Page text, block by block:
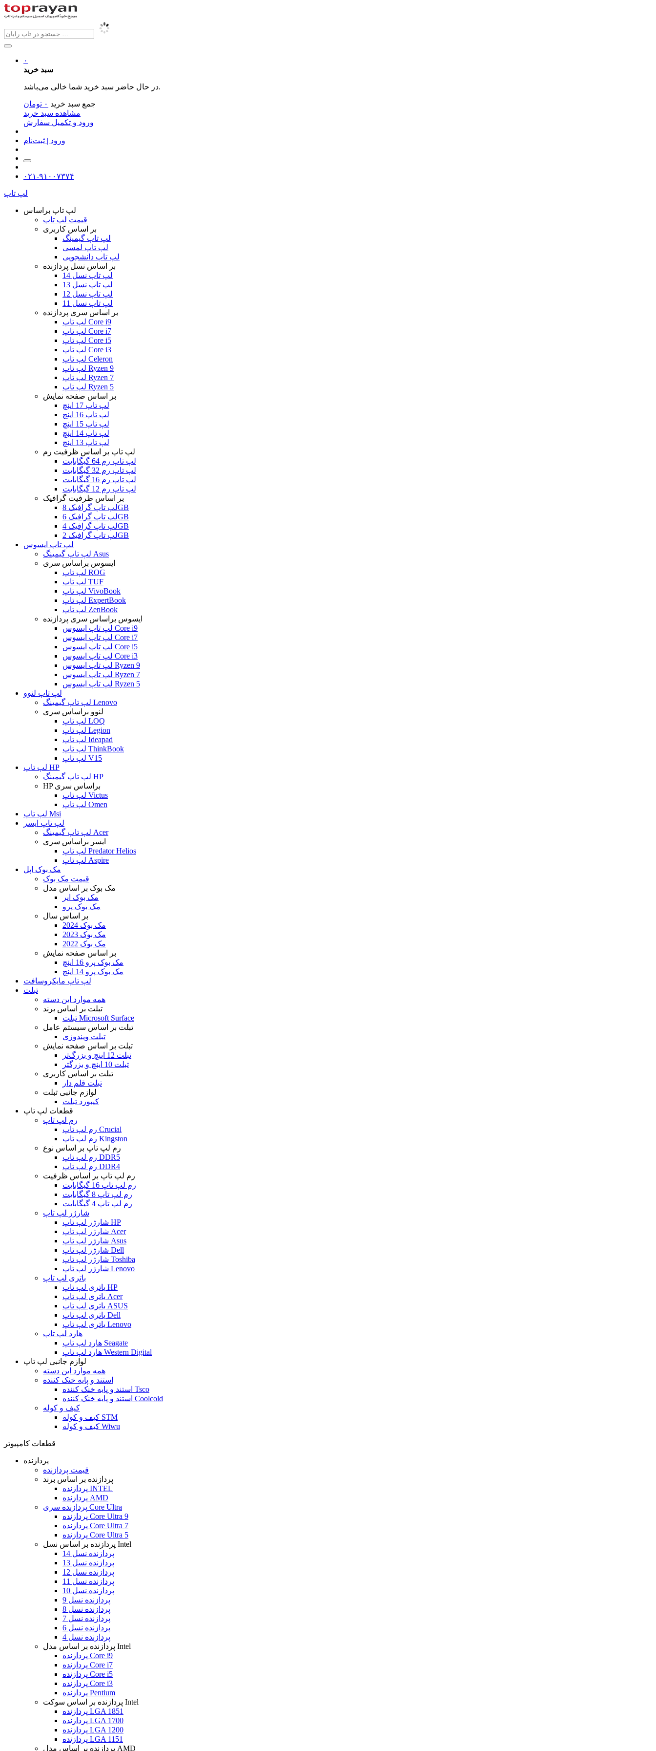
۰
سبد خرید
در حال حاضر سبد خرید شما خالی می‌باشد.
جمع سبد خرید ۰ تومان
مشاهده سبد خرید
ورود و تکمیل سفارش
ورود | ثبت‌نام
۰۲۱-۹۱۰۰۷۳۷۴
لپ تاپ
لپ تاپ براساس
قیمت لپ تاپ
بر اساس کاربری
لپ تاپ گیمینگ
لپ تاپ لمسی
لپ تاپ دانشجویی
بر اساس نسل پردازنده
لپ تاپ نسل 14
لپ تاپ نسل 13
لپ تاپ نسل 12
لپ تاپ نسل 11
بر اساس سری پردازنده
لپ تاپ Core i9
لپ تاپ Core i7
لپ تاپ Core i5
لپ تاپ Core i3
لپ تاپ Celeron
لپ تاپ Ryzen 9
لپ تاپ Ryzen 7
لپ تاپ Ryzen 5
بر اساس صفحه نمایش
لپ تاپ 17 اینچ
لپ تاپ 16 اینچ
لپ تاپ 15 اینچ
لپ تاپ 14 اینچ
لپ تاپ 13 اینچ
لپ تاپ بر اساس ظرفیت رم
لپ تاپ رم 64 گیگابایت
لپ تاپ رم 32 گیگابایت
لپ تاپ رم 16 گیگابایت
لپ تاپ رم 12 گیگابایت
بر اساس ظرفیت گرافیک
لپ تاپ گرافیک 8GB
لپ تاپ گرافیک 6GB
لپ تاپ گرافیک 4GB
لپ تاپ گرافیک 2GB
لپ تاپ ایسوس
لپ تاپ گیمینگ Asus
ایسوس براساس سری
لپ تاپ ROG
لپ تاپ TUF
لپ تاپ VivoBook
لپ تاپ ExpertBook
لپ تاپ ZenBook
ایسوس براساس سری پردازنده
لپ تاپ ایسوس Core i9
لپ تاپ ایسوس Core i7
لپ تاپ ایسوس Core i5
لپ تاپ ایسوس Core i3
لپ تاپ ایسوس Ryzen 9
لپ تاپ ایسوس Ryzen 7
لپ تاپ ایسوس Ryzen 5
لپ تاپ لنوو
لپ تاپ گیمینگ Lenovo
لنوو براساس سری
لپ تاپ LOQ
لپ تاپ Legion
لپ تاپ Ideapad
لپ تاپ ThinkBook
لپ تاپ V15
لپ تاپ HP
لپ تاپ گیمینگ HP
HP براساس سری
لپ تاپ Victus
لپ تاپ Omen
لپ تاپ Msi
لپ تاپ ایسر
لپ تاپ گیمینگ Acer
ایسر براساس سری
لپ تاپ Predator Helios
لپ تاپ Aspire
مک بوک اپل
قیمت مک بوک
مک بوک بر اساس مدل
مک بوک ایر
مک بوک پرو
بر اساس سال
مک بوک 2024
مک بوک 2023
مک بوک 2022
بر اساس صفحه نمایش
مک بوک پرو 16 اینچ
مک بوک پرو 14 اینچ
لپ تاپ مایکروسافت
تبلت
همه موارد این دسته
تبلت بر اساس برند
تبلت Microsoft Surface
تبلت بر اساس سیستم عامل
تبلت ویندوزی
تبلت بر اساس صفحه نمایش
تبلت 12 اینچ و بزرگ‌تر
تبلت 10 اینچ و بزرگتر
تبلت بر اساس کاربری
تبلت قلم دار
لوازم جانبی تبلت
کیبورد تبلت
قطعات لپ تاپ
رم لپ تاپ
رم لپ تاپ Crucial
رم لپ تاپ Kingston
رم لپ تاپ بر اساس نوع
رم لپ تاپ DDR5
رم لپ تاپ DDR4
رم لپ تاپ بر اساس ظرفیت
رم لپ تاپ 16 گیگابایت
رم لپ تاپ 8 گیگابایت
رم لپ تاپ 4 گیگابایت
شارژر لپ تاپ
شارژر لپ تاپ HP
شارژر لپ تاپ Acer
شارژر لپ تاپ Asus
شارژر لپ تاپ Dell
شارژر لپ تاپ Toshiba
شارژر لپ تاپ Lenovo
باتری لپ تاپ
باتری لپ تاپ HP
باتری لپ تاپ Acer
باتری لپ تاپ ASUS
باتری لپ تاپ Dell
باتری لپ تاپ Lenovo
هارد لپ تاپ
هارد لپ تاپ Seagate
هارد لپ تاپ Western Digital
لوازم جانبی لپ تاپ
همه موارد این دسته
استند و پایه خنک کننده
استند و پایه خنک کننده Tsco
استند و پایه خنک کننده Coolcold
کیف و کوله
کیف و کوله STM
کیف و کوله Wiwu
قطعات کامپیوتر
پردازنده
قیمت پردازنده
پردازنده بر اساس برند
پردازنده INTEL
پردازنده AMD
پردازنده سری Core Ultra
پردازنده Core Ultra 9
پردازنده Core Ultra 7
پردازنده Core Ultra 5
پردازنده بر اساس نسل Intel
پردازنده نسل 14
پردازنده نسل 13
پردازنده نسل 12
پردازنده نسل 11
پردازنده نسل 10
پردازنده نسل 9
پردازنده نسل 8
پردازنده نسل 7
پردازنده نسل 6
پردازنده نسل 4
پردازنده بر اساس مدل Intel
پردازنده Core i9
پردازنده Core i7
پردازنده Core i5
پردازنده Core i3
پردازنده Pentium
پردازنده بر اساس سوکت Intel
پردازنده LGA 1851
پردازنده LGA 1700
پردازنده LGA 1200
پردازنده LGA 1151
پردازنده بر اساس مدل AMD